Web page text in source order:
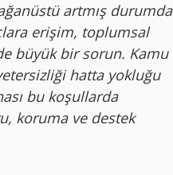
artmış
erişim, toplumsal
büyük bir sorun. Kamu
hatta yokluğu
bu koşullarda
koruma ve destek